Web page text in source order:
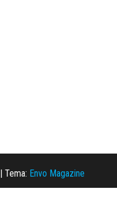
| Tema: Envo Magazine